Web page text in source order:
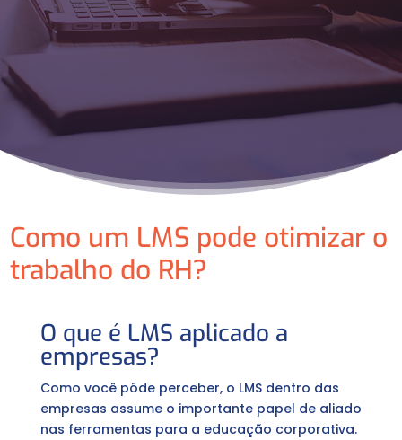
Como um LMS pode otimizar o
trabalho do RH?
O que é LMS aplicado a
empresas?
Como você pôde perceber, o LMS dentro das
empresas assume o importante papel de aliado
nas ferramentas para a educação corporativa.